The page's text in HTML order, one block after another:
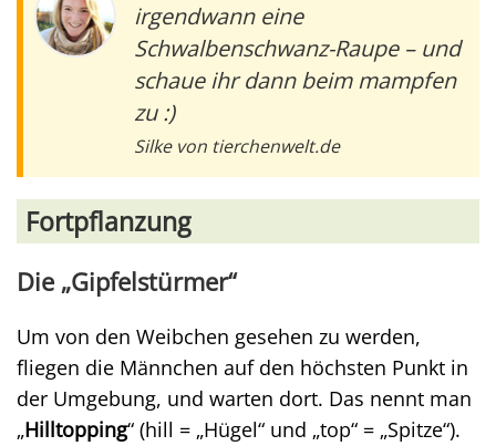
irgendwann eine
Schwalbenschwanz-Raupe – und
schaue ihr dann beim mampfen
zu :)
Silke von tierchenwelt.de
Fortpflanzung
Die „Gipfelstürmer“
Um von den Weibchen gesehen zu werden,
fliegen die Männchen auf den höchsten Punkt in
der Umgebung, und warten dort. Das nennt man
„Hilltopping“ (hill = „Hügel“ und „top“ = „Spitze“).